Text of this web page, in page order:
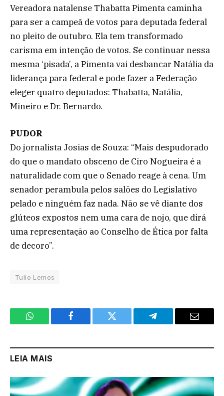
Vereadora natalense Thabatta Pimenta caminha
para ser a campeã de votos para deputada federal
no pleito de outubro. Ela tem transformado
carisma em intenção de votos. Se continuar nessa
mesma ‘pisada’, a Pimenta vai desbancar Natália da
liderança para federal e pode fazer a Federação
eleger quatro deputados: Thabatta, Natália,
Mineiro e Dr. Bernardo.
PUDOR
Do jornalista Josias de Souza: “Mais despudorado
do que o mandato obsceno de Ciro Nogueira é a
naturalidade com que o Senado reage à cena. Um
senador perambula pelos salões do Legislativo
pelado e ninguém faz nada. Não se vê diante dos
glúteos expostos nem uma cara de nojo, que dirá
uma representação ao Conselho de Ética por falta
de decoro”.
Tulio Lemos
WhatsApp Facebook Twitter Telegram Email
LEIA MAIS